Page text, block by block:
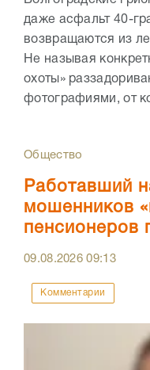
даже асфальт 40-
возвращаются из
Не называя
охоты»
фотографиями, от
Общество
Работавший
мошенников
пенсионеров
09.08.202609:13
Комментарии